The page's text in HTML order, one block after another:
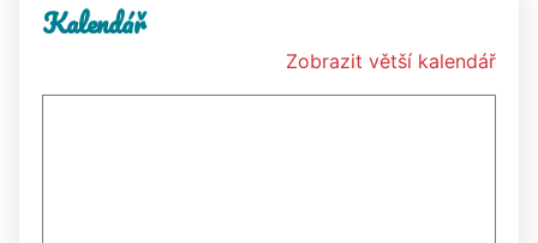
Kalendář
Zobrazit větší kalendář